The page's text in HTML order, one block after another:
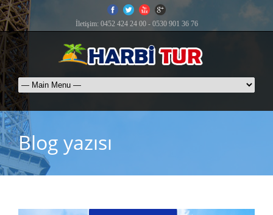
İletişim: 0452 424 24 00 - 0530 901 36 76
Blog yazısı